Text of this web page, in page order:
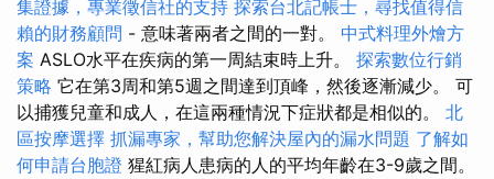
集證據，專業徵信社的支持 探索台北記帳士，尋找值得信
賴的財務顧問 - 意味著兩者之間的一對。 中式料理外燴方
案 ASLO水平在疾病的第一周結束時上升。 探索數位行銷
策略 它在第3周和第5週之間達到頂峰，然後逐漸減少。 可
以捕獲兒童和成人，在這兩種情況下症狀都是相似的。 北
區按摩選擇 抓漏專家，幫助您解決屋內的漏水問題 了解如
何申請台胞證 猩紅病人患病的人的平均年齡在3-9歲之間。